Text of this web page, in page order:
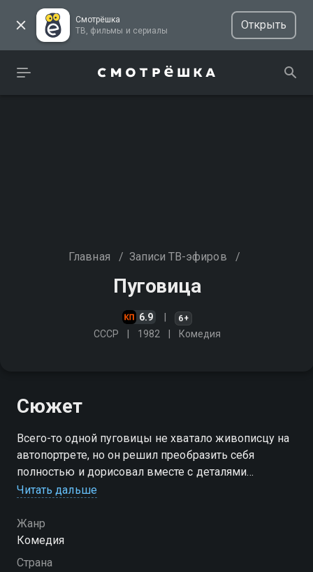
Смотрёшка
ТВ, фильмы и сериалы
Открыть
Главная / Записи ТВ-эфиров /
Пуговица
6.9 6+
СССР 1982 Комедия
Сюжет
Всего-то одной пуговицы не хватало живописцу на
автопортрете, но он решил преобразить себя
полностью и дорисовал вместе с деталями
шикарного гардероба всю жизнь, о которой
Читать дальше
Жанр
Комедия
Страна